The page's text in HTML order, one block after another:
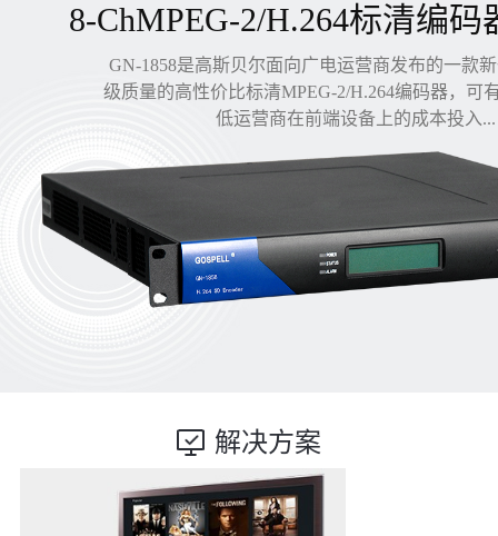
8-ChMPEG-2/H.264标清编码
GN-1858是高斯贝尔面向广电运营商发布的一款
级质量的高性价比标清MPEG-2/H.264编码器，可
低运营商在前端设备上的成本投入...
解决方案